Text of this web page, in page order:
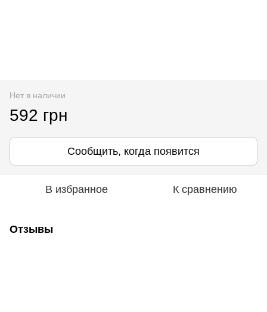
Нет в наличии
592 грн
Сообщить, когда появится
В избранное К сравнению
Отзывы